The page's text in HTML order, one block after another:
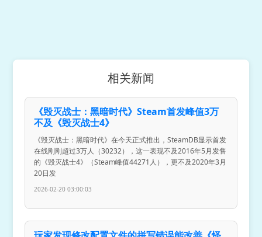
相关新闻
《毁灭战士：黑暗时代》Steam首发峰值3万
不及《毁灭战士4》
《毁灭战士：黑暗时代》在今天正式推出，SteamDB显示首发
在线刚刚超过3万人（30232），这一表现不及2016年5月发售
的《毁灭战士4》（Steam峰值44271人），更不及2020年3月
20日发
2026-02-20 03:00:03